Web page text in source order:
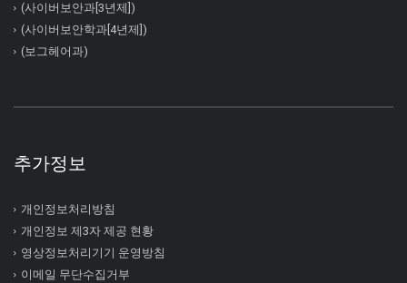
(사이버보안과[3년제])
(사이버보안학과[4년제])
(보그헤어과)
추가정보
개인정보처리방침
개인정보 제3자 제공 현황
영상정보처리기기 운영방침
이메일 무단수집거부